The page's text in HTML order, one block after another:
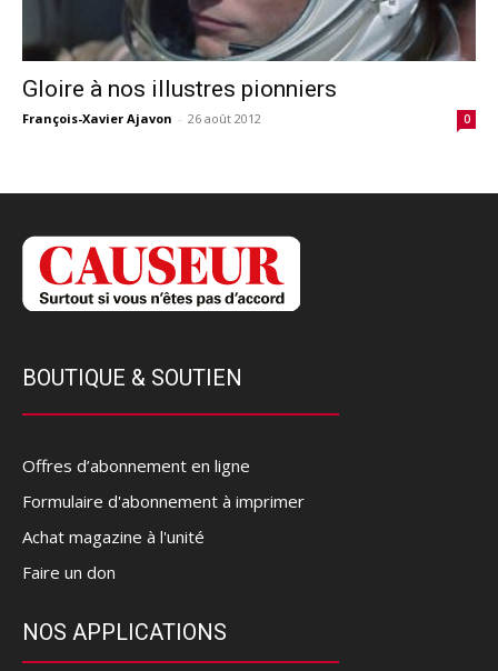
Gloire à nos illustres pionniers
François-Xavier Ajavon - 26 août 2012 0
BOUTIQUE & SOUTIEN
Offres d’abonnement en ligne
Formulaire d'abonnement à imprimer
Achat magazine à l'unité
Faire un don
NOS APPLICATIONS